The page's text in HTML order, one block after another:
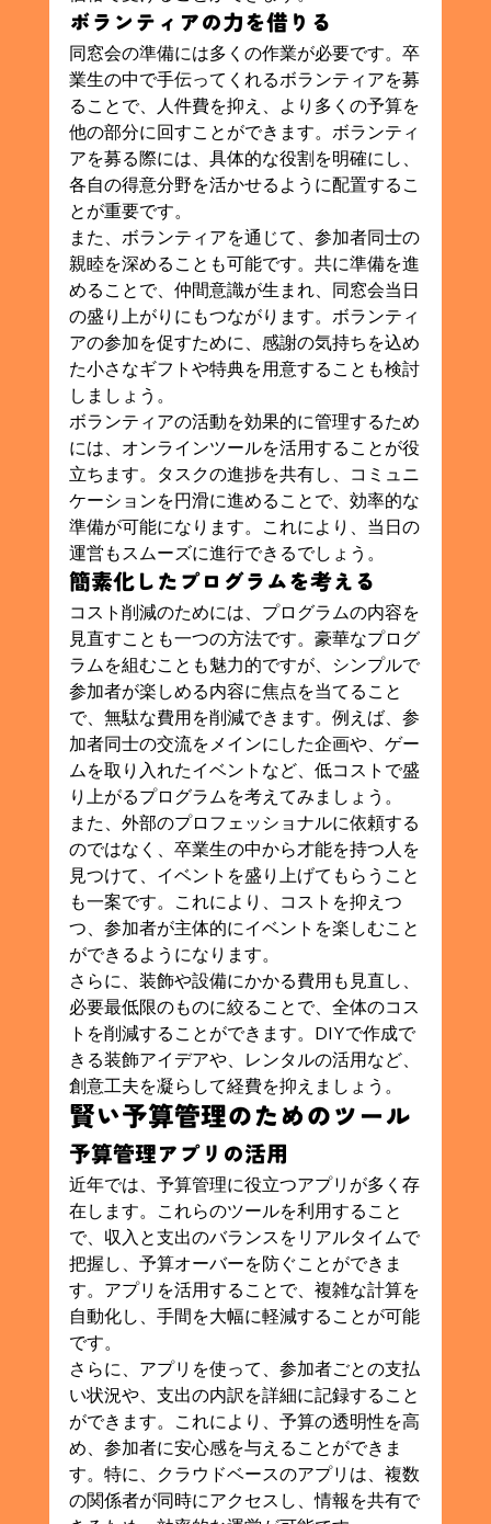
ボランティアの力を借りる
同窓会の準備には多くの作業が必要です。卒
業生の中で手伝ってくれるボランティアを募
ることで、人件費を抑え、より多くの予算を
他の部分に回すことができます。ボランティ
アを募る際には、具体的な役割を明確にし、
各自の得意分野を活かせるように配置するこ
とが重要です。
また、ボランティアを通じて、参加者同士の
親睦を深めることも可能です。共に準備を進
めることで、仲間意識が生まれ、同窓会当日
の盛り上がりにもつながります。ボランティ
アの参加を促すために、感謝の気持ちを込め
た小さなギフトや特典を用意することも検討
しましょう。
ボランティアの活動を効果的に管理するため
には、オンラインツールを活用することが役
立ちます。タスクの進捗を共有し、コミュニ
ケーションを円滑に進めることで、効率的な
準備が可能になります。これにより、当日の
運営もスムーズに進行できるでしょう。
簡素化したプログラムを考える
コスト削減のためには、プログラムの内容を
見直すことも一つの方法です。豪華なプログ
ラムを組むことも魅力的ですが、シンプルで
参加者が楽しめる内容に焦点を当てること
で、無駄な費用を削減できます。例えば、参
加者同士の交流をメインにした企画や、ゲー
ムを取り入れたイベントなど、低コストで盛
り上がるプログラムを考えてみましょう。
また、外部のプロフェッショナルに依頼する
のではなく、卒業生の中から才能を持つ人を
見つけて、イベントを盛り上げてもらうこと
も一案です。これにより、コストを抑えつ
つ、参加者が主体的にイベントを楽しむこと
ができるようになります。
さらに、装飾や設備にかかる費用も見直し、
必要最低限のものに絞ることで、全体のコス
トを削減することができます。DIYで作成で
きる装飾アイデアや、レンタルの活用など、
創意工夫を凝らして経費を抑えましょう。
賢い予算管理のためのツール
予算管理アプリの活用
近年では、予算管理に役立つアプリが多く存
在します。これらのツールを利用すること
で、収入と支出のバランスをリアルタイムで
把握し、予算オーバーを防ぐことができま
す。アプリを活用することで、複雑な計算を
自動化し、手間を大幅に軽減することが可能
です。
さらに、アプリを使って、参加者ごとの支払
い状況や、支出の内訳を詳細に記録すること
ができます。これにより、予算の透明性を高
め、参加者に安心感を与えることができま
す。特に、クラウドベースのアプリは、複数
の関係者が同時にアクセスし、情報を共有で